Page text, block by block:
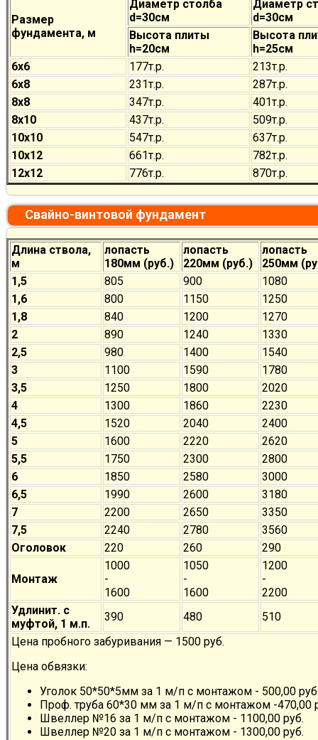
Размер
фундамента, м
Диаметр столба
d=30см
Диаметр
d=30см
Высота плиты
h=20см
Высота
h=25см
6х6
177т.р. 213т.р.
6х8
231т.р. 287т.р.
8х8
347т.р. 401т.р.
8х10
437т.р. 509т.р.
10х10
547т.р. 637т.р.
10х12
661т.р. 782т.р.
12х12
776т.р. 870т.р.
Свайно-винтовой фундамент
Длина ствола,
м
лопасть
180мм (руб.)
лопасть
220мм (руб.)
лопасть
250мм
1,5
805 900
1080
1,6
800 1150
1250
1,8
840 1200
1270
2
890 1240
1330
2,5
980 1400
1540
3
1100 1590
1780
3,5
1250 1800
2020
4
1300 1860
2230
4,5
1520 2040
2400
5
1600 2220
2620
5,5
1750 2300
2800
6
1850 2580
3000
6,5
1990 2600
3180
7
2200 2650
3350
7,5
2240 2780
3560
Оголовок
220 260 290
Монтаж
1000
-
1600
1050
-
1600
1200
-
2200
Удлинит. с
муфтой, 1 м.п.
390 480
510
Цена пробного забуривания — 1500 руб.
Цена обвязки:
Уголок 50*50*5мм за 1 м/п с монтажом - 500,00
Проф. труба 60*30 мм за 1 м/п с монтажом -470,00
Швеллер №16 за 1 м/п с монтажом - 1100,00 руб.
Швеллер №20 за 1 м/п с монтажом - 1300,00 руб.